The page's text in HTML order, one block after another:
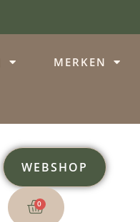
MERKEN
WEBSHOP
0